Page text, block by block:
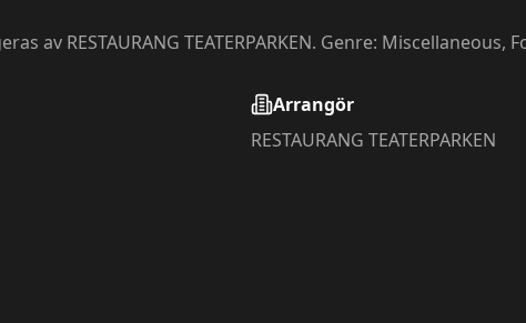
av RESTAURANG TEATERPARKEN. Genre: Miscellaneous,
Arrangör
RESTAURANG TEATERPARKEN